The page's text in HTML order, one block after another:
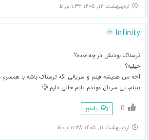
اردیبهشت ۱۲, ۱۴۰۵ ۱:۳۳ ق.ظ
Infinity ♾️
ترسناک بودنش در چه حده؟َ
خیلیه؟
آخه من همیشه فیلم و سریالی اگه ترسناک باشه با همسرم
ببینم، بی سریال موندم تایم خالی دارم 🥲
0 پاسخ
اردیبهشت ۱۱, ۱۴۰۵ ۱۱:۳۸ ب.ظ